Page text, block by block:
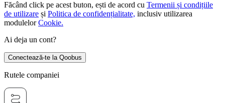
Făcând click pe acest buton, ești de acord cu Termenii și condițiile
de utilizare și Politica de confidențialitate, inclusiv utilizarea
modulelor Cookie.
Ai deja un cont?
Conectează-te la Qoobus
Rutele companiei